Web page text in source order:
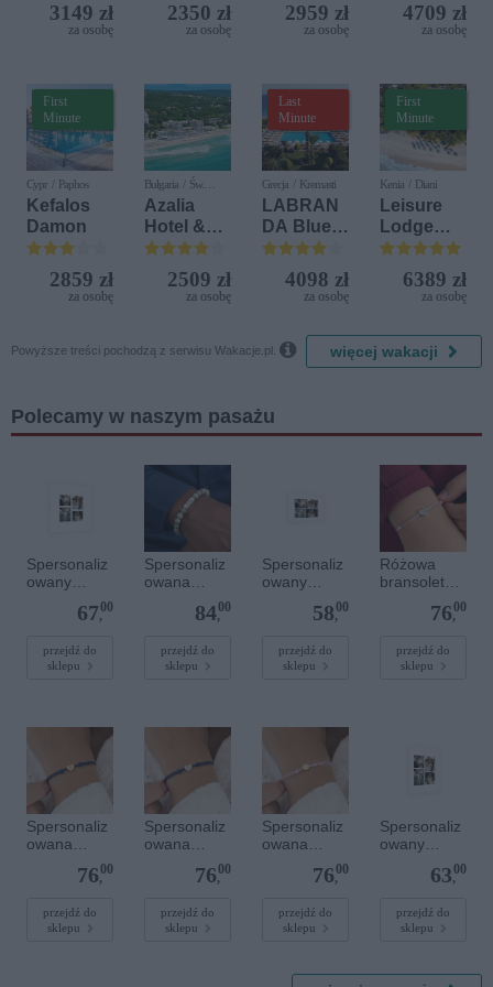
Bijela
3149 zł
za osobę
2350 zł
za osobę
2959 zł
za osobę
del Mare)
4709 zł
za osobę
First
Minute
Cypr / Paphos
Kefalos
Damon
2859 zł
za osobę
Bułgaria / Św.
Konstantyn i Elena
Azalia
Hotel &
Spa
2509 zł
za osobę
Last
Minute
Grecja / Kremasti
LABRAN
DA Blue
Bay
Resort
4098 zł
za osobę
First
Minute
Kenia / Diani
Leisure
Lodge
Beach &
Golf
Resort by
Diamonds
6389 zł
za osobę
Powyższe treści pochodzą z serwisu Wakacje.pl.  więcej wakacji
Polecamy w naszym pasażu
Spersonaliz
owany
plakat - 40 x
67,
00
przejdź do
sklepu
Spersonaliz
owana
bransoletka
szlachetnym
i - Szary - M
84,
00
przejdź do
sklepu
Spersonaliz
owany
plakat - 30 x
58,
00
przejdź do
sklepu
Różowa
bransoletka
dla dzieci -
owana -
Srebrne
76,
00
przejdź do
sklepu
Spersonaliz
owana
bransoletka
sznurkowa -
Złote serce
76,
00
przejdź do
sklepu
Spersonaliz
owana
bransoletka
sznurkowa -
Srebrne
serce
76,
00
przejdź do
sklepu
Spersonaliz
owana
bransoletka
sznurkowa -
Złote kółko
76,
00
przejdź do
sklepu
Spersonaliz
owany
plakat - 30 x
63,
00
przejdź do
sklepu